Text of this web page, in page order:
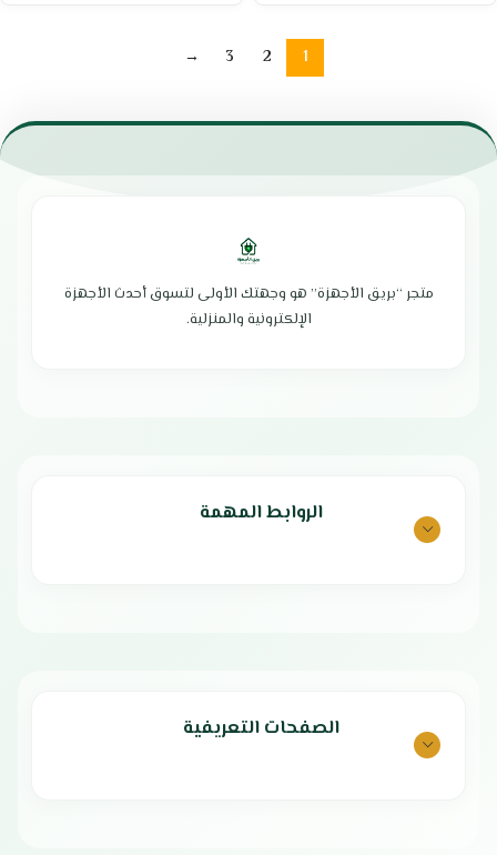
1
2
3
→
متجر “بريق الأجهزة” هو وجهتك الأولى لتسوق أحدث الأجهزة
الإلكترونية والمنزلية.
الروابط المهمة
الصفحات التعريفية